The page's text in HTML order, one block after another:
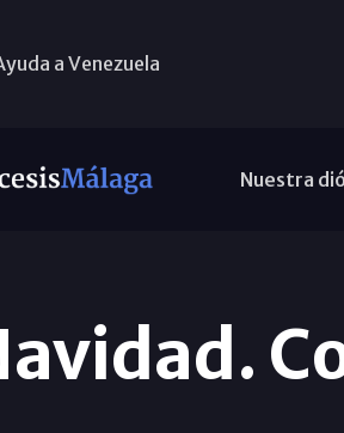
a Venezuela
Nuestra